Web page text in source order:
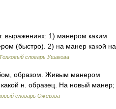
выражениях: 1) манером каким
(быстро). 2) на манер какой на
Толковый словарь Ушакова
образом. Живым манером
н. образец. На новый манер;
словарь Ожегова